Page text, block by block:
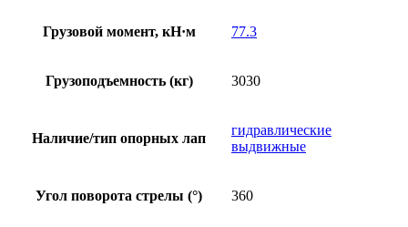
Грузовой момент, кН·м 77.3
Грузоподъемность (кг) 3030
Наличие/тип опорных лап
гидравлические
выдвижные
Угол поворота стрелы (°) 360